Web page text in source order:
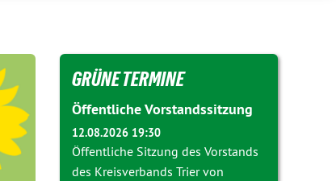
GRÜNE TERMINE
Öffentliche Vorstandssitzung
12.08.2026 19:30
Öffentliche Sitzung des Vorstands
des Kreisverbands Trier von